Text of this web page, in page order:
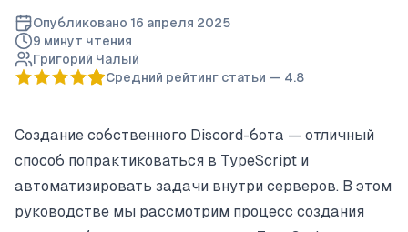
Опубликовано 16 апреля 2025
9 минут чтения
Григорий Чалый
Средний рейтинг статьи — 4.8
Создание собственного Discord-бота — отличный
способ попрактиковаться в TypeScript и
автоматизировать задачи внутри серверов. В этом
руководстве мы рассмотрим процесс создания